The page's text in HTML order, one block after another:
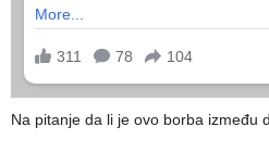
Na pitanje da li je ovo borba između